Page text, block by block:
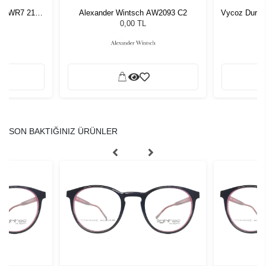
WR7 21
Alexander Wintsch AW2093 C2
0,00 TL
Vycoz Durra
SON BAKTIĞINIZ ÜRÜNLER